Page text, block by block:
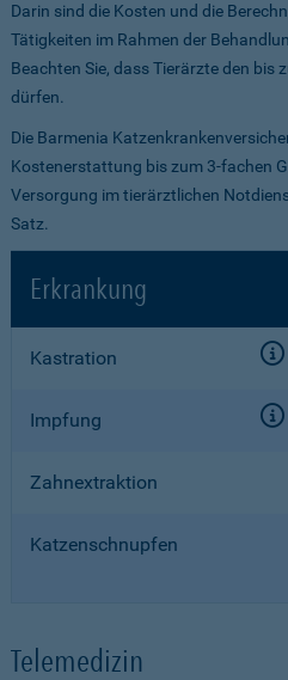
Darin sind die Kosten und die
Tätigkeiten im Rahmen der
Beachten Sie, dass Tierärzte den bis
dürfen.
Die Barmenia
Kostenerstattung bis zum 3-fachen
Versorgung im tierärztlichen
Satz.
Erkrankung
Kastration
Impfung
Zahnextraktion
Katzenschnupfen
Telemedizin